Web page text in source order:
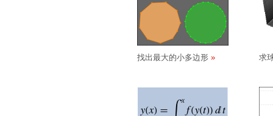
找出最大的小多边形 求